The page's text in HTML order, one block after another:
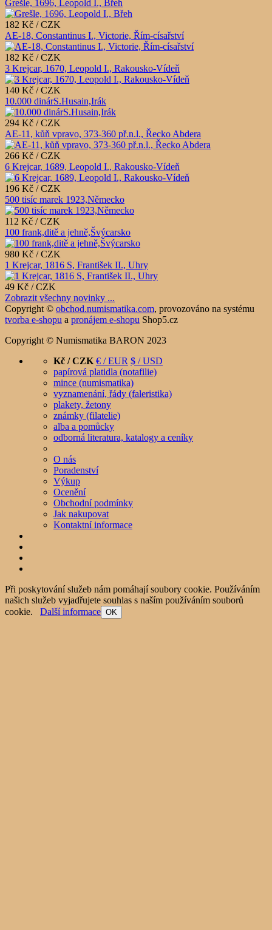
Grešle, 1696, Leopold I., Břeh
182 Kč / CZK
AE-18, Constantinus I., Victorie, Řím-císařství
182 Kč / CZK
3 Krejcar, 1670, Leopold I., Rakousko-Vídeň
140 Kč / CZK
10.000 dinárS.Husain,Irák
294 Kč / CZK
AE-11, kůň vpravo, 373-360 př.n.l., Řecko Abdera
266 Kč / CZK
6 Krejcar, 1689, Leopold I., Rakousko-Vídeň
196 Kč / CZK
500 tisíc marek 1923,Německo
112 Kč / CZK
100 frank,ditě a jehně,Švýcarsko
980 Kč / CZK
1 Krejcar, 1816 S, František II., Uhry
49 Kč / CZK
Zobrazit všechny novinky ...
Copyright © obchod.numismatika.com, provozováno na systému
tvorba e-shopu a pronájem e-shopu Shop5.cz
Copyright © Numismatika BARON 2023
Kč / CZK € / EUR $ / USD
papírová platidla (notafilie)
mince (numismatika)
vyznamenání, řády (faleristika)
plakety, žetony
známky (filatelie)
alba a pomůcky
odborná literatura, katalogy a ceníky
O nás
Poradenství
Výkup
Ocenění
Obchodní podmínky
Jak nakupovat
Kontaktní informace
Při poskytování služeb nám pomáhají soubory cookie. Používáním
našich služeb vyjadřujete souhlas s naším používáním souborů
cookie. Další informace